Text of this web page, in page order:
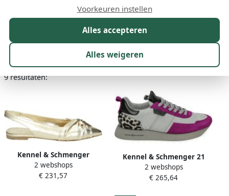
Instappers Laarzen Plateauzolen Pumps Sandalen
9 resultaten:
Kennel & Schmenger
51~12530.219~~~~~~~~~~~~~~~~~~
Pumps Metallics
2 webshops
€ 231,57
Kennel & Schmenger 21
24210.715 Volwassenen
Lage sneakersPopulaire
2 webshops
€ 265,64
Alles accepteren
Alles weigeren
Voorkeuren instellen